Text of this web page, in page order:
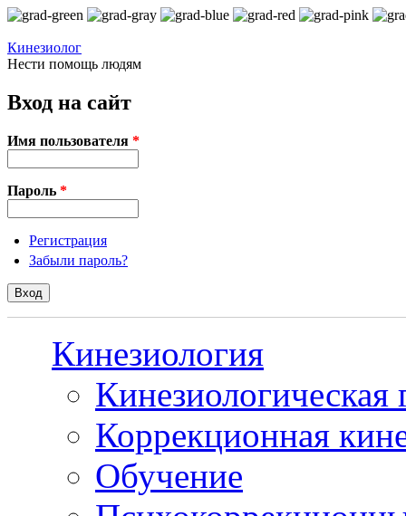
Перейти к основному содержанию
Кинезиолог
Нести помощь людям
Вход на сайт
Имя пользователя *
Пароль *
Регистрация
Забыли пароль?
Кинезиология
Кинезиологическая
Коррекционная
Обучение